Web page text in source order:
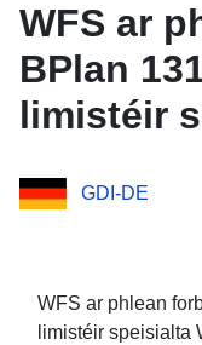
WFS ar
BPlan
limistéir
bhardas
GDI-DE
WFS ar phlean
limistéir speisialta